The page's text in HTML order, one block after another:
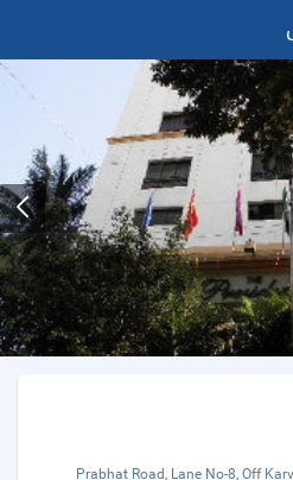
34/11, Prabhat Road, Lane No-8, Off